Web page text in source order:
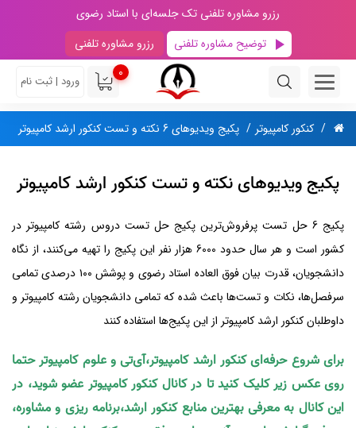
رزرو مشاوره تلفنی تک جلسه‌ای با استاد رضوی
توضیح مشاوره تلفنی
رزرو مشاوره تلفنی
0
ورود | ثبت نام
کنکور کامپیوتر پکیج ویدیوهای 6 نکته و تست کنکور ارشد کامپیوتر
پکیج ویدیوهای نکته و تست کنکور ارشد کامپیوتر
پکیج 6 حل تست پرفروش‌ترین پکیج حل تست دروس رشته کامپیوتر در
کشور است و هر سال حدود 6000 هزار نفر این پکیج را تهیه می‌کنند، از نگاه
دانشجویان، قدرت بیان فوق العاده استاد رضوی و پوشش ۱۰۰ درصدی تمامی
سرفصل‌ها، نکات و تست‌ها باعث شده که تمامی دانشجویان رشته کامپیوتر و
داوطلبان کنکور ارشد کامپیوتر از این پکیج‌ها استفاده کنند
برای شروع حرفه‌ای کنکور ارشد کامپیوتر،آی‌تی و علوم کامپیوتر حتما
روی عکس زیر کلیک کنید تا در کانال کنکور کامپیوتر عضو شوید، در
این کانال به معرفی بهترین منابع کنکور ارشد،برنامه ریزی و مشاوره،